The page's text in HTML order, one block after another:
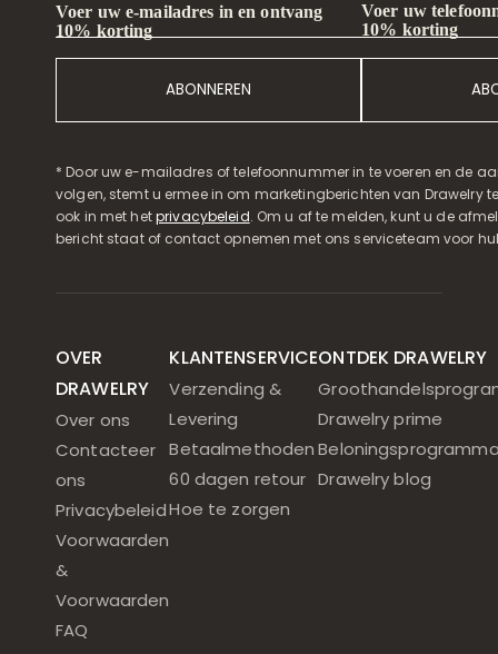
Voer uw e-mailadres in en ontvang
10% korting
ABONNEREN
Voer uw
10% korting
* Door uw e-mailadres of telefoonnummer in te voeren en de
volgen, stemt u ermee in om marketingberichten van Drawelry
ook in met hetprivacybeleid. Om u af te melden, kunt u de
bericht staat of contact opnemen met ons serviceteam voor
OVER
DRAWELRY
Over ons
Contacteer
ons
Privacybeleid
Voorwaarden
&
Voorwaarden
FAQ
KLANTENSERVICE
Verzending &
Levering
Betaalmethoden
60 dagen retour
Hoe te zorgen
ONTDEK DRAWELRY
Drawelry prime
Drawelry blog